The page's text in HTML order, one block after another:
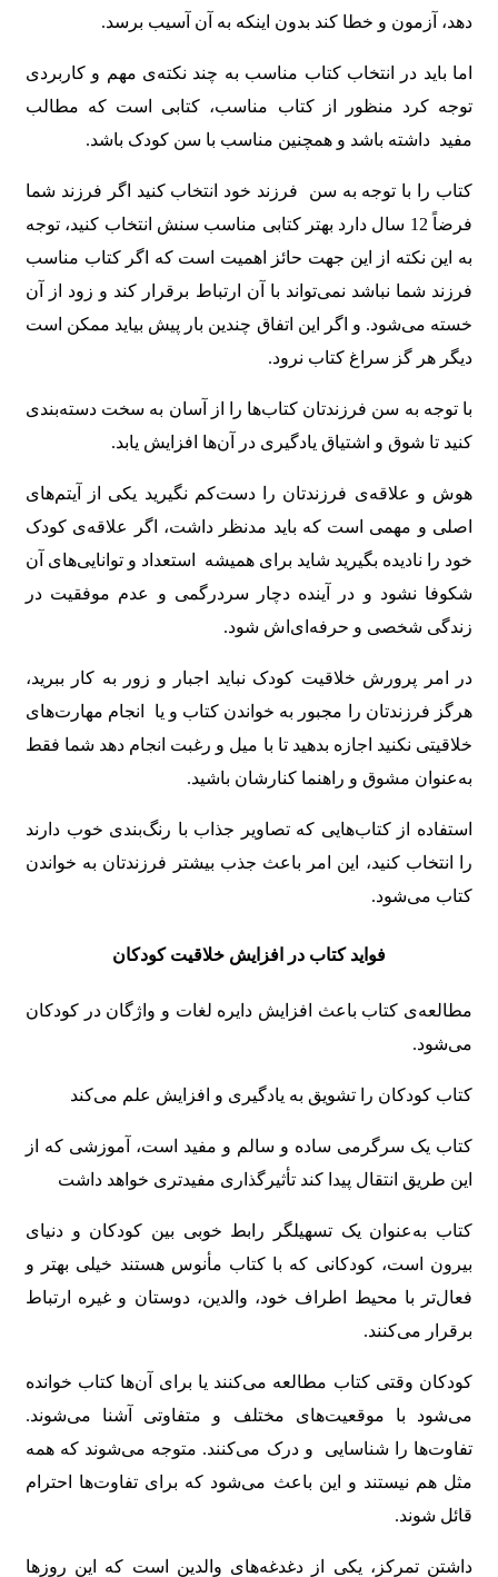
دهد، آزمون و خطا کند بدون اینکه به آن آسیب برسد.
اما باید در انتخاب کتاب مناسب به چند نکته‌ی مهم و کاربردی
توجه کرد منظور از کتاب مناسب، کتابی است که مطالب
مفید داشته باشد و همچنین مناسب با سن کودک باشد.
کتاب را با توجه به سن فرزند خود انتخاب کنید اگر فرزند شما
فرضاً 12 سال دارد بهتر کتابی مناسب سنش انتخاب کنید، توجه
به این نکته از این جهت حائز اهمیت است که اگر کتاب مناسب
فرزند شما نباشد نمی‌تواند با آن ارتباط برقرار کند و زود از آن
خسته می‌شود. و اگر این اتفاق چندین بار پیش بیاید ممکن است
دیگر هر گز سراغ کتاب نرود.
با توجه به سن فرزندتان کتاب‌ها را از آسان به سخت دسته‌بندی
کنید تا شوق و اشتیاق یادگیری در آن‌ها افزایش یابد.
هوش و علاقه‌ی فرزندتان را دست‌کم نگیرید یکی از آیتم‌های
اصلی و مهمی است که باید مدنظر داشت، اگر علاقه‌ی کودک
خود را نادیده بگیرید شاید برای همیشه استعداد و توانایی‌های آن
شکوفا نشود و در آینده دچار سردرگمی و عدم موفقیت در
زندگی شخصی و حرفه‌ای‌اش شود.
در امر پرورش خلاقیت کودک نباید اجبار و زور به کار ببرید،
هرگز فرزندتان را مجبور به خواندن کتاب و یا انجام مهارت‌های
خلاقیتی نکنید اجازه بدهید تا با میل و رغبت انجام دهد شما فقط
به‌عنوان مشوق و راهنما کنارشان باشید.
استفاده از کتاب‌هایی که تصاویر جذاب با رنگ‌بندی خوب دارند
را انتخاب کنید، این امر باعث جذب بیشتر فرزندتان به خواندن
کتاب می‌شود.
فواید کتاب در افزایش خلاقیت کودکان
مطالعه‌ی کتاب باعث افزایش دایره لغات و واژگان در کودکان
می‌شود.
کتاب کودکان را تشویق به یادگیری و افزایش علم می‌کند
کتاب یک سرگرمی ساده و سالم و مفید است، آموزشی که از
این طریق انتقال پیدا کند تأثیرگذاری مفیدتری خواهد داشت
کتاب به‌عنوان یک تسهیلگر رابط خوبی بین کودکان و دنیای
بیرون است، کودکانی که با کتاب مأنوس هستند خیلی بهتر و
فعال‌تر با محیط اطراف خود، والدین، دوستان و غیره ارتباط
برقرار می‌کنند.
کودکان وقتی کتاب مطالعه می‌کنند یا برای آن‌ها کتاب خوانده
می‌شود با موقعیت‌های مختلف و متفاوتی آشنا می‌شوند.
تفاوت‌ها را شناسایی و درک می‌کنند. متوجه می‌شوند که همه
مثل هم نیستند و این باعث می‌شود که برای تفاوت‌ها احترام
قائل شوند.
داشتن تمرکز، یکی از دغدغه‌های والدین است که این روزها